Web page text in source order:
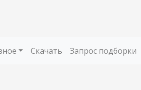
Скачать Запрос подборки